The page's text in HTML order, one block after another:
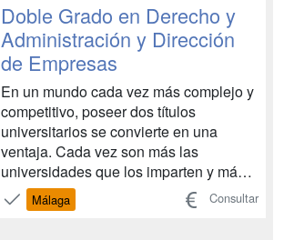
Doble Grado en Derecho y
Administración y Dirección
de Empresas
En un mundo cada vez más complejo y
competitivo, poseer dos títulos
universitarios se convierte en una
ventaja. Cada vez son más las
universidades que los imparten y más
los alumnos que, a pesar del esfuerzo
que supone, los cursan. El sector de la
Málaga Consultar